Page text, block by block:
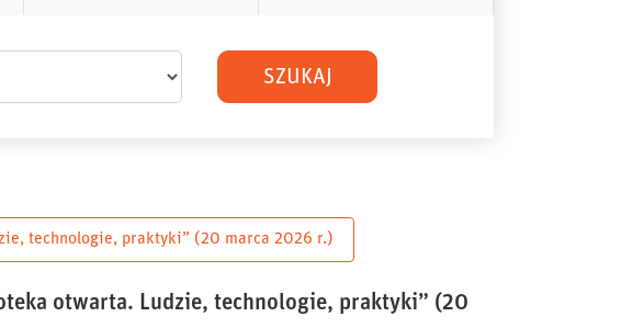
SZUKAJ
technologie, praktyki” (20 marca 2026 r.)
otwarta. Ludzie, technologie, praktyki” (20